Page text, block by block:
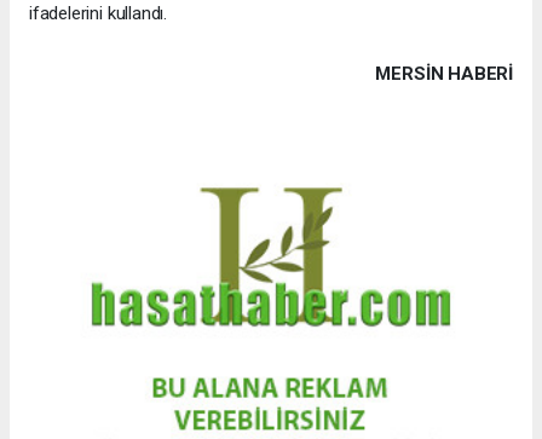
ifadelerini kullandı.
MERSIN HABERİ